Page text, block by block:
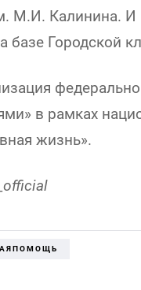
М.И. Калинина. И
базе Городской
в рамках
жизнь».